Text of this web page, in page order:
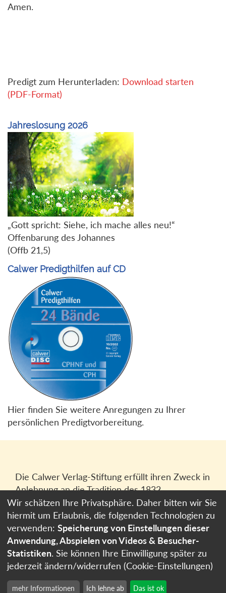
Amen.
Predigt zum Herunterladen: Download starten
(PDF-Format)
Jahreslosung 2026
„Gott spricht: Siehe, ich mache alles neu!“
Offenbarung des Johannes
(Offb 21,5)
Calwer Predigthilfen auf CD
Hier finden Sie weitere Anregungen zu Ihrer
persönlichen Predigtvorbereitung.
Die Calwer Verlag-Stiftung erfüllt ihren Zweck in
Anlehnung an die Tradition des 1832
gegründeten Calwer Verlagsvereins, der
heutigen Calwer Verlag Bücher und Medien
GmbHin Stuttgart.
Impressum
Datenschutzerklärung
Cookie-Einstellungen
Wir schätzen Ihre Privatsphäre. Daher bitten wir Sie
hiermit um Erlaubnis, die folgenden Technologien zu
verwenden: Speicherung von Einstellungen dieser
Anwendung, Abspielen von Videos & Besucher-
Statistiken. Sie können Ihre Einwilligung später zu
jederzeit ändern/widerrufen (Cookie-Einstellungen)
mehr Informationen Ich lehne ab Das ist ok